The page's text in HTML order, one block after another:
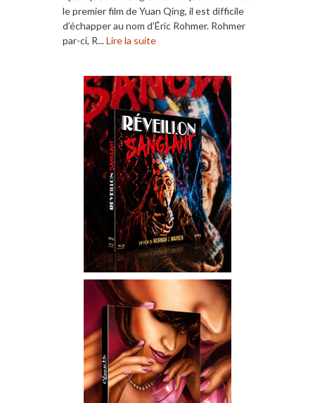
le premier film de Yuan Qing, il est difficile
d’échapper au nom d’Éric Rohmer. Rohmer
par-ci, R...Lire la suite